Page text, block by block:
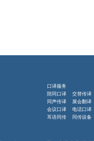
口译服务
陪同口译 交替传译
同声传译 展会翻译
会议口译 电话口译
耳语同传 同传设备